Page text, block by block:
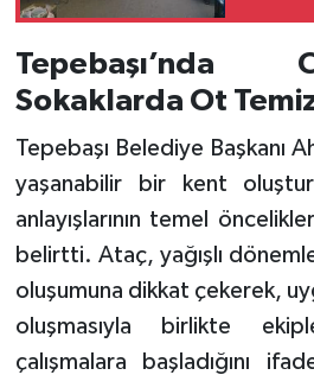
Sokaklarda Ot
Tepebaşı Belediye Başkanı
yaşanabilir bir kent
anlayışlarının temel
belirtti. Ataç, yağışlı
oluşumuna dikkat çekerek,
oluşmasıyla birlikte
çalışmalara başladığını